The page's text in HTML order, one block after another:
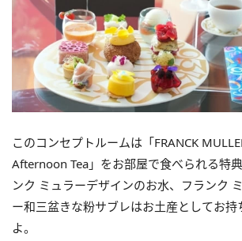
このコンセプトルームは「FRANCK
Afternoon Tea」をお部屋で食べられる特
ンク ミュラーデザインのお水、フランク
ー和三盆きな粉サブレはお土産としてお持
よ。